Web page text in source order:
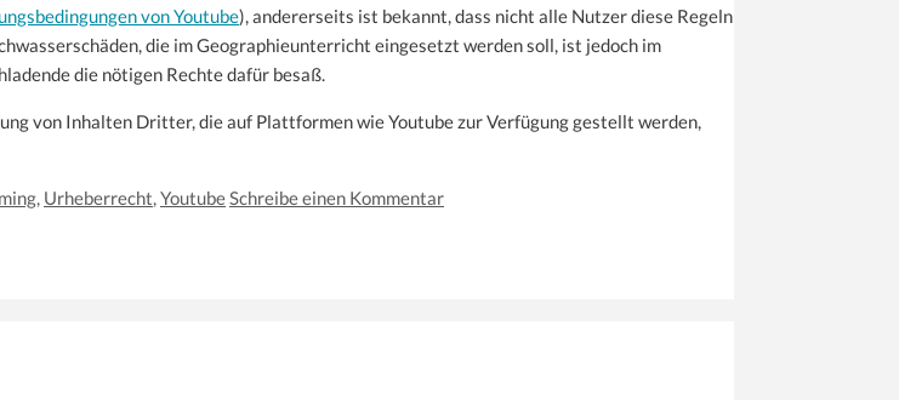
von Youtube), andererseits ist bekannt, dass nicht alle Nutzer diese Regeln
die im Geographieunterricht eingesetzt werden soll, ist jedoch im
die nötigen Rechte dafür besaß.
von Inhalten Dritter, die auf Plattformen wie Youtube zur Verfügung gestellt werden,
, Urheberrecht,YoutubeSchreibe einen Kommentar